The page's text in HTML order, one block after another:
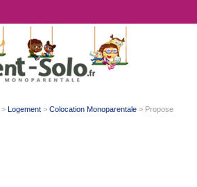
> Logement> Colocation Monoparentale> Propose